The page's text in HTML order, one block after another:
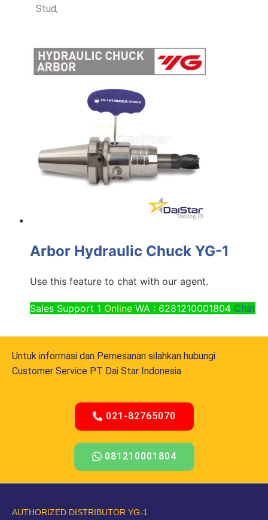
Stud,
Arbor Hydraulic Chuck YG-1
Use this feature to chat with our agent.
Sales Support 1 Online WA : 6281210001804 Chat
Untuk informasi dan Pemesanan silahkan hubungi
Customer Service PT Dai Star Indonesia
021-82765070
081210001804
AUTHORIZED DISTRIBUTOR YG-1